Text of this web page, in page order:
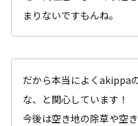
まりないですもんね。
だから本当によくakippa
な、と関心しています！
今後は空き地の除草や空